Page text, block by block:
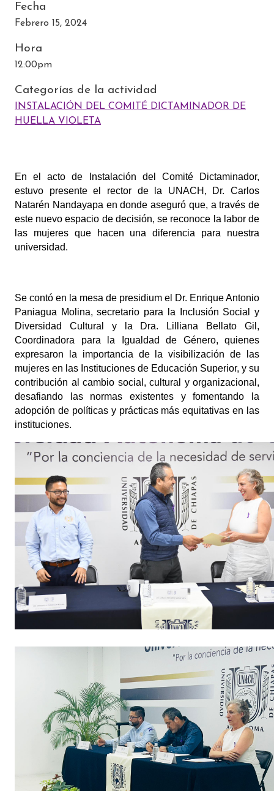
Fecha
Febrero 15, 2024
Hora
12:00pm
Categorías de la actividad
INSTALACIÓN DEL COMITÉ DICTAMINADOR DE
HUELLA VIOLETA
En el acto de Instalación del Comité Dictaminador,
estuvo presente el rector de la UNACH, Dr. Carlos
Natarén Nandayapa en donde aseguró que, a través de
este nuevo espacio de decisión, se reconoce la labor de
las mujeres que hacen una diferencia para nuestra
universidad.
Se contó en la mesa de presidium el Dr. Enrique Antonio
Paniagua Molina, secretario para la Inclusión Social y
Diversidad Cultural y la Dra. Lilliana Bellato Gil,
Coordinadora para la Igualdad de Género, quienes
expresaron la importancia de la visibilización de las
mujeres en las Instituciones de Educación Superior, y su
contribución al cambio social, cultural y organizacional,
desafiando las normas existentes y fomentando la
adopción de políticas y prácticas más equitativas en las
instituciones.